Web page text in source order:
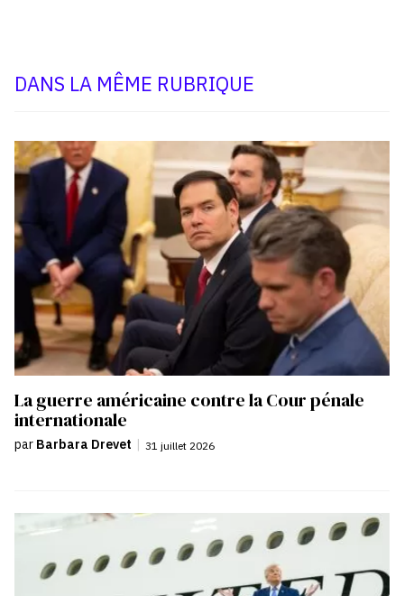
DANS LA MÊME RUBRIQUE
La guerre américaine contre la Cour pénale
internationale
par Barbara Drevet | 31 juillet 2026